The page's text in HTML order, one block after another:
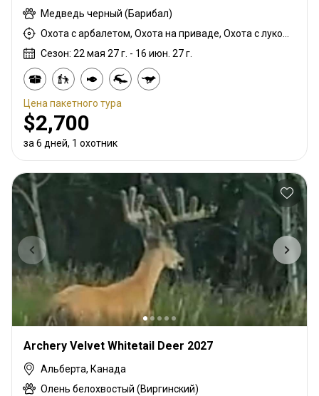
Медведь черный (Барибал)
Сезон: 22 мая 27 г. - 16 июн. 27 г.
Цена пакетного тура
$2,700
за 6 дней, 1 охотник
Archery Velvet Whitetail Deer 2027
Альберта, Канада
Олень белохвостый (Виргинский)